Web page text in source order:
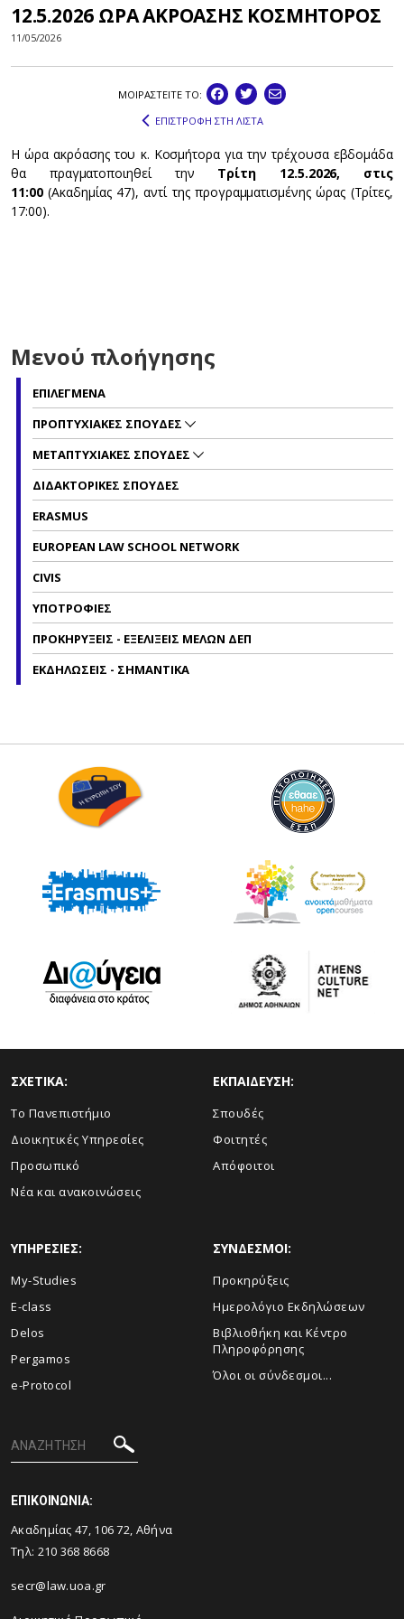
12.5.2026 ΩΡΑ ΑΚΡΟΑΣΗΣ ΚΟΣΜΗΤΟΡΟΣ
11/05/2026
ΜΟΙΡΑΣΤEIΤΕ ΤΟ:
ΕΠΙΣΤΡΟΦΗ ΣΤΗ ΛΙΣΤΑ
Η ώρα ακρόασης του κ. Κοσμήτορα για την τρέχουσα εβδομάδα
θα πραγματοποιηθεί την Τρίτη 12.5.2026, στις
11:00(Ακαδημίας 47), αντί της προγραμματισμένης ώρας (Τρίτες,
17:00).
Μενού πλοήγησης
ΕΠΙΛΕΓΜΕΝΑ
ΠΡΟΠΤΥΧΙΑΚΕΣ ΣΠΟΥΔΕΣ
ΜΕΤΑΠΤΥΧΙΑΚΕΣ ΣΠΟΥΔΕΣ
ΔΙΔΑΚΤΟΡΙΚΕΣ ΣΠΟΥΔΕΣ
ERASMUS
EUROPEAN LAW SCHOOL NETWORK
CIVIS
ΥΠΟΤΡΟΦΙΕΣ
ΠΡΟΚΗΡΥΞΕΙΣ - ΕΞΕΛΙΞΕΙΣ ΜΕΛΩΝ ΔΕΠ
ΕΚΔΗΛΩΣΕΙΣ - ΣΗΜΑΝΤΙΚΑ
ΣΧΕΤΙΚΑ:
Το Πανεπιστήμιο
Διοικητικές Υπηρεσίες
Προσωπικό
Νέα και ανακοινώσεις
ΕΚΠΑΙΔΕΥΣΗ:
Σπουδές
Φοιτητές
Απόφοιτοι
ΥΠΗΡΕΣΙΕΣ:
My-Studies
E-class
Delos
Pergamos
e-Protocol
ΣΥΝΔΕΣΜΟΙ:
Προκηρύξεις
Ημερολόγιο Εκδηλώσεων
Βιβλιοθήκη και Κέντρο
Πληροφόρησης
Όλοι οι σύνδεσμοι...
ΕΠΙΚΟΙΝΩΝΙΑ:
Ακαδημίας 47, 106 72, Αθήνα
Τηλ: 210 368 8668
secr@law.uoa.gr